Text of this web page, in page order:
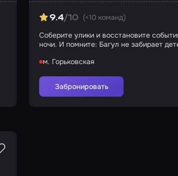
9.4/10 (<10 команд)
Соберите улики и восстановите
ночи. И помните: Багул не забирает
м. Горьковская
Забронировать